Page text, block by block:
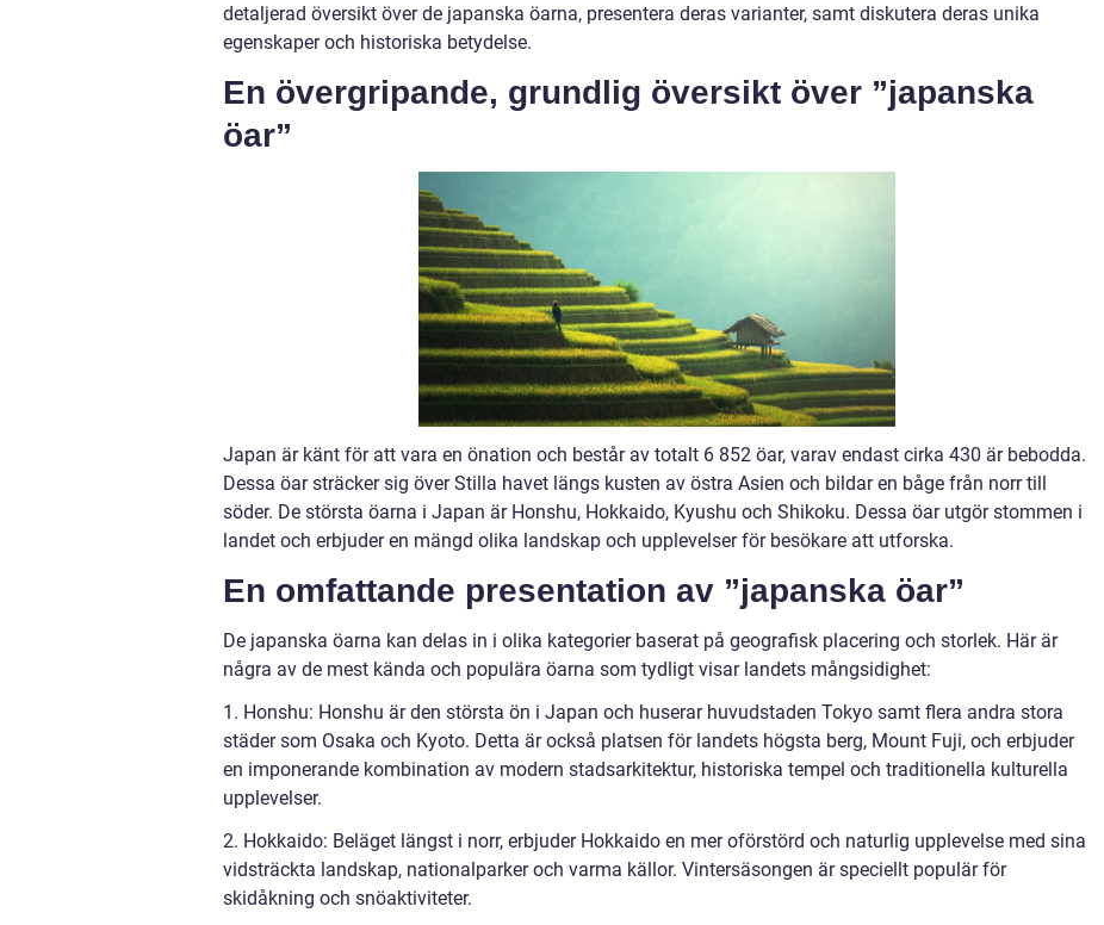
detaljerad översikt över de japanska öarna, presentera deras varianter, samt diskutera deras unika
egenskaper och historiska betydelse.
En övergripande, grundlig översikt över ”japanska
öar”
Japan är känt för att vara en önation och består av totalt 6 852 öar, varav endast cirka 430 är bebodda.
Dessa öar sträcker sig över Stilla havet längs kusten av östra Asien och bildar en båge från norr till
söder. De största öarna i Japan är Honshu, Hokkaido, Kyushu och Shikoku. Dessa öar utgör stommen i
landet och erbjuder en mängd olika landskap och upplevelser för besökare att utforska.
En omfattande presentation av ”japanska öar”
De japanska öarna kan delas in i olika kategorier baserat på geografisk placering och storlek. Här är
några av de mest kända och populära öarna som tydligt visar landets mångsidighet:
1. Honshu: Honshu är den största ön i Japan och huserar huvudstaden Tokyo samt flera andra stora
städer som Osaka och Kyoto. Detta är också platsen för landets högsta berg, Mount Fuji, och erbjuder
en imponerande kombination av modern stadsarkitektur, historiska tempel och traditionella kulturella
upplevelser.
2. Hokkaido: Beläget längst i norr, erbjuder Hokkaido en mer oförstörd och naturlig upplevelse med sina
vidsträckta landskap, nationalparker och varma källor. Vintersäsongen är speciellt populär för
skidåkning och snöaktiviteter.